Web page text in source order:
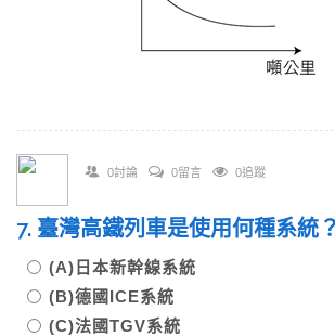
0討論 0留言 0追蹤
7. 臺灣高鐵列車是使用何種系統
(A)日本新幹線系統
(B)德國ICE系統
(C)法國TGV系統